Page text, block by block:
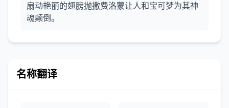
扇动艳丽的翅膀抛撒费洛蒙让人和宝可梦为其神
魂颠倒。
名称翻译